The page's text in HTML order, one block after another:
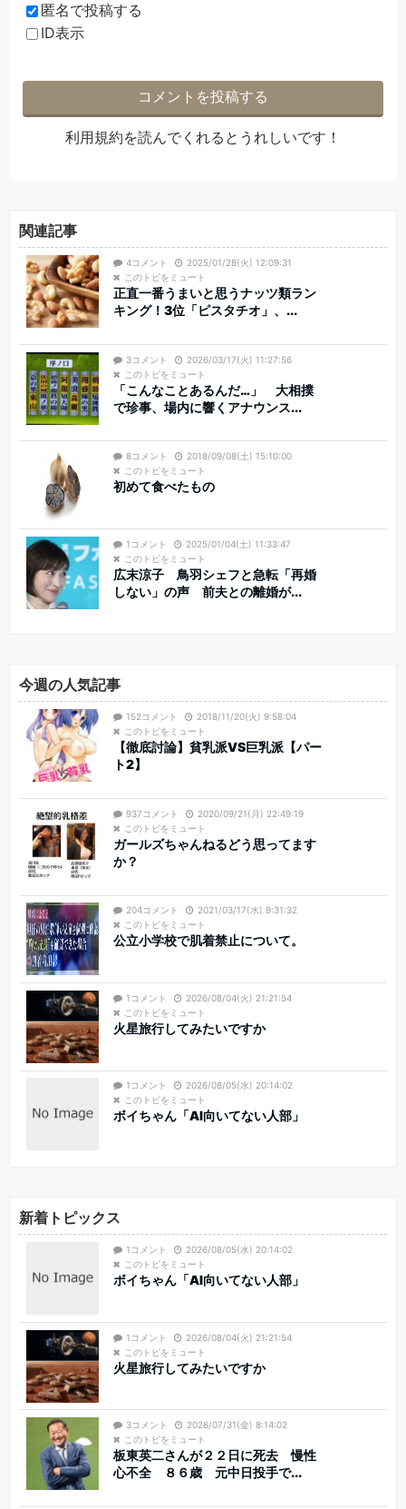
匿名で投稿する
ID表示
利用規約を読んでくれるとうれしいです！
関連記事
4コメント
2025/01/28(火) 12:09:31
このトピをミュート
正直一番うまいと思うナッツ類ラン
キング！3位「ピスタチオ」、...
3コメント
2026/03/17(火) 11:27:56
このトピをミュート
「こんなことあるんだ…」 大相撲
で珍事、場内に響くアナウンス...
8コメント
2018/09/08(土) 15:10:00
このトピをミュート
初めて食べたもの
1コメント
2025/01/04(土) 11:33:47
このトピをミュート
広末涼子 鳥羽シェフと急転「再婚
しない」の声 前夫との離婚が...
今週の人気記事
152コメント
2018/11/20(火) 9:58:04
このトピをミュート
【徹底討論】貧乳派VS巨乳派【パー
ト2】
937コメント
2020/09/21(月) 22:49:19
このトピをミュート
ガールズちゃんねるどう思ってます
か？
204コメント
2021/03/17(水) 9:31:32
このトピをミュート
公立小学校で肌着禁止について。
1コメント
2026/08/04(火) 21:21:54
このトピをミュート
火星旅行してみたいですか
1コメント
2026/08/05(水) 20:14:02
このトピをミュート
ボイちゃん「AI向いてない人部」
新着トピックス
1コメント
2026/08/05(水) 20:14:02
このトピをミュート
ボイちゃん「AI向いてない人部」
1コメント
2026/08/04(火) 21:21:54
このトピをミュート
火星旅行してみたいですか
3コメント
2026/07/31(金) 8:14:02
このトピをミュート
板東英二さんが２２日に死去 慢性
心不全 ８６歳 元中日投手で...